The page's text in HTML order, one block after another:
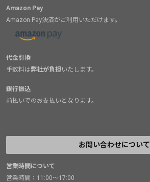
Amazon Pay
Amazon Pay決済がご利用いただけます。
代金引換
手数料は弊社が負担 いたします。
銀行振込
前払いでのお支払いとなります。
お問い合わせについて
営業時間について
営業時間：11:00～17:00